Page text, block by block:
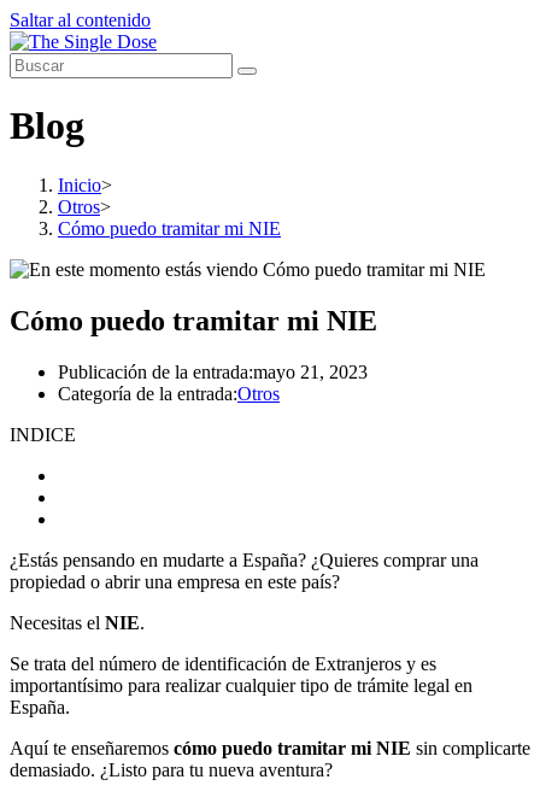
Saltar al contenido
Blog
Inicio>
Otros>
Cómo puedo tramitar mi NIE
Cómo puedo tramitar mi NIE
Publicación de la entrada:mayo 21, 2023
Categoría de la entrada:Otros
INDICE
¿Estás pensando en mudarte a España? ¿Quieres comprar una
propiedad o abrir una empresa en este país?
Necesitas el NIE.
Se trata del número de identificación de Extranjeros y es
importantísimo para realizar cualquier tipo de trámite legal en
España.
Aquí te enseñaremos cómo puedo tramitar mi NIE sin complicarte
demasiado. ¿Listo para tu nueva aventura?